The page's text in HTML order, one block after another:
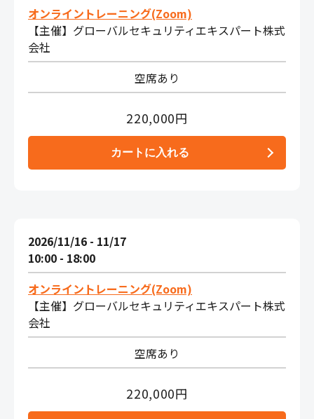
オンライントレーニング(Zoom)
【主催】グローバルセキュリティエキスパート株式
会社
空席あり
220,000円
2026/11/16 - 11/17
10:00 - 18:00
オンライントレーニング(Zoom)
【主催】グローバルセキュリティエキスパート株式
会社
空席あり
220,000円